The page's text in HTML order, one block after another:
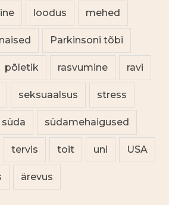
loodus mehed
naised Parkinsoni tõbi
põletik rasvumine ravi
seksuaalsus stress
süda südamehaigused
tervis toit uni USA
ärevus